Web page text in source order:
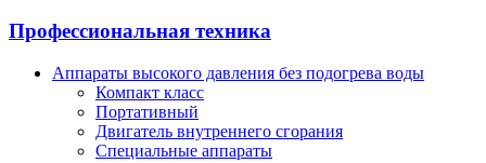
Профессиональная техника
Аппараты высокого давления без подогрева воды
Компакт класс
Портативный
Двигатель внутреннего сгорания
Специальные аппараты